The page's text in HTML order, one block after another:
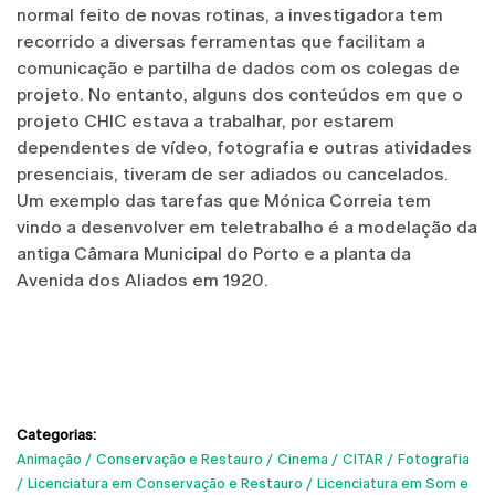
normal feito de novas rotinas, a investigadora tem
recorrido a diversas ferramentas que facilitam a
comunicação e partilha de dados com os colegas de
projeto. No entanto, alguns dos conteúdos em que o
projeto CHIC estava a trabalhar, por estarem
dependentes de vídeo, fotografia e outras atividades
presenciais, tiveram de ser adiados ou cancelados.
Um exemplo das tarefas que Mónica Correia tem
vindo a desenvolver em teletrabalho é a modelação da
antiga Câmara Municipal do Porto e a planta da
Avenida dos Aliados em 1920.
Categorias:
Animação
Conservação e Restauro Cinema CITAR
Fotografia
Licenciatura em Conservação e Restauro
Licenciatura em Som e